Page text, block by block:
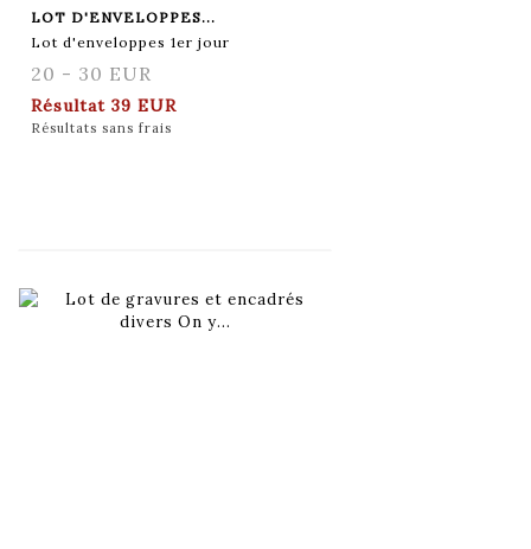
LOT D'ENVELOPPES...
Lot d'enveloppes 1er jour
20 - 30 EUR
Résultat 39 EUR
Résultats sans frais